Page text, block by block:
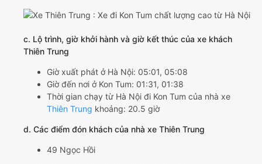
c. Lộ trình, giờ khởi hành và giờ kết thúc của xe khách
Thiên Trung
Giờ xuất phát ở Hà Nội: 05:01, 05:08
Giờ đến nơi ở Kon Tum: 01:31, 01:38
Thời gian chạy từ Hà Nội đi Kon Tum của nhà xe
Thiên Trung khoảng: 20.5 giờ
d. Các điểm đón khách của nhà xe Thiên Trung
49 Ngọc Hồi